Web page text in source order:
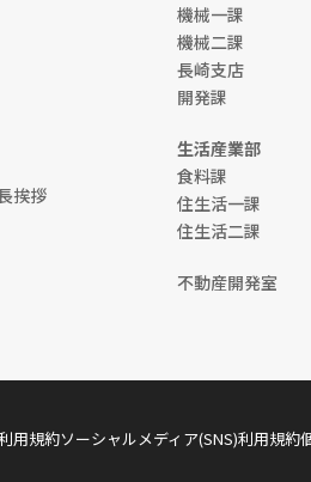
挨拶
機械一課
機械二課
長崎支店
開発課
生活産業部
食料課
住生活一課
住生活二課
不動産開発室
用規約ソーシャルメディア(SNS)利用規約